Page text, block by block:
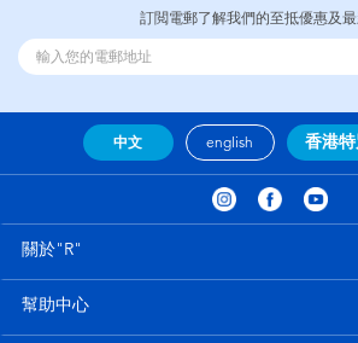
訂閲電郵了解我們的至抵優惠及
中文 english 香港
關於"R"
幫助中心